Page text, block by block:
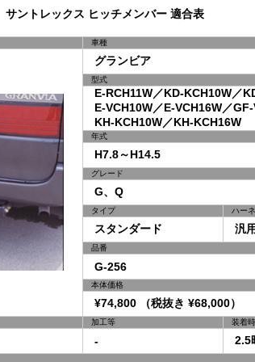
サントレックス ヒッチメンバー 適合表
車種
グランビア
型式
E-RCH11W／KD-KCH10W／
E-VCH10W／E-VCH16W／
KH-KCH10W／KH-KCH16W
年式
H7.8～H14.5
グレード
G、Q
タイプ ハー
スタンダード 汎
品番
G-256
本体価格
¥74,800 （税抜き ¥68,000）
加工等 装着
- 2.5